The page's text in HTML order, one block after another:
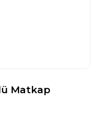
Matkap